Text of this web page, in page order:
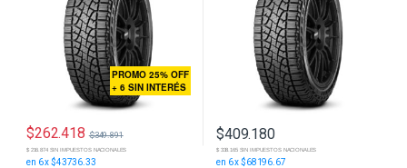
PROMO 25% OFF
+ 6 SIN INTERÉS
$262.418 $349.891
$ 216.874 SIN IMPUESTOS NACIONALES
en 6 x $43736.33
$409.180
$ 338.165 SIN IMPUESTOS NACIONALES
en 6 x $68196.67